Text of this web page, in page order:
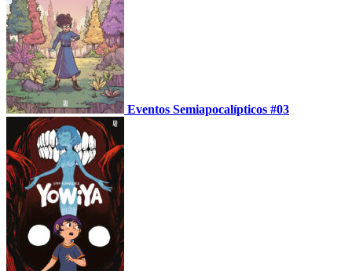
Eventos Semiapocalípticos #03